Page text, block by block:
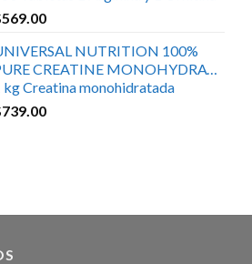
569.00
NUTRITION 100%
CREATINE MONOHYDRATE
kg Creatina monohidratada
739.00